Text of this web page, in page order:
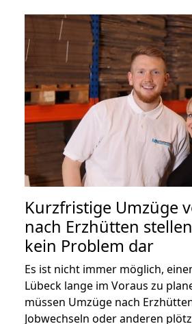
Kurzfristige Umzüge
nach Erzhütten
kein Problem dar
Es ist nicht immer möglich,
Lübeck lange im Voraus zu
müssen Umzüge nach
Jobwechseln oder anderen